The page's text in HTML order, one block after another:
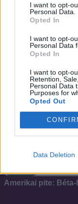
I want to opt-
Personal Data.
Opted In
I want to opt-
Personal Data
Opted In
I want to opt-
Retention,
Personal Data
Purposes for
Opted Out
Data Deletion
2015
Mr. Dadus
Amerikai pite: Béta-